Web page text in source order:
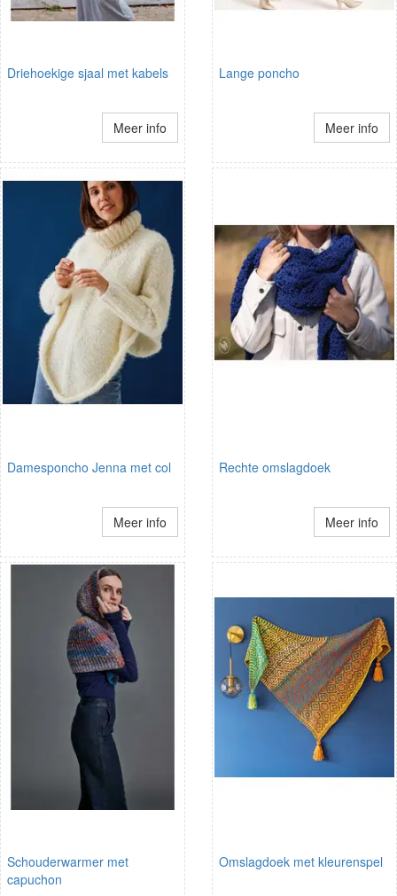
Driehoekige sjaal met kabels
Meer info
Lange poncho
Meer info
Damesponcho Jenna met col
Meer info
Rechte omslagdoek
Meer info
Schouderwarmer met
capuchon
Omslagdoek met kleurenspel